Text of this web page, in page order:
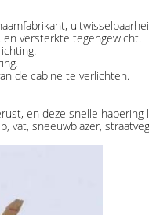
versterkte tegengewicht.
de cabine te verlichten.
en deze snelle
vat, sneeuwblazer,